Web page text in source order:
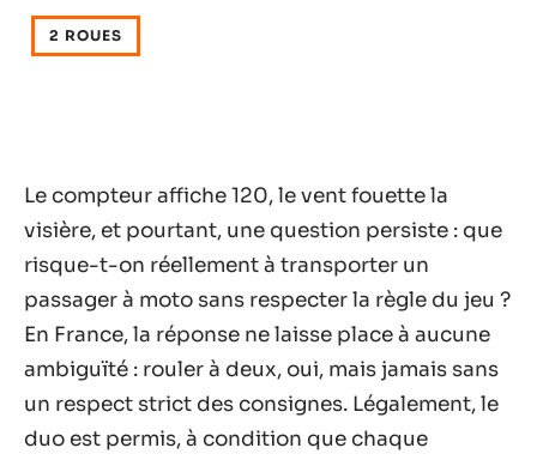
2 ROUES
Le compteur affiche 120, le vent fouette la
visière, et pourtant, une question persiste : que
risque-t-on réellement à transporter un
passager à moto sans respecter la règle du jeu ?
En France, la réponse ne laisse place à aucune
ambiguïté : rouler à deux, oui, mais jamais sans
un respect strict des consignes. Légalement, le
duo est permis, à condition que chaque